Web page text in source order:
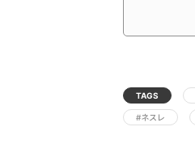
TAGS
#ネスレ